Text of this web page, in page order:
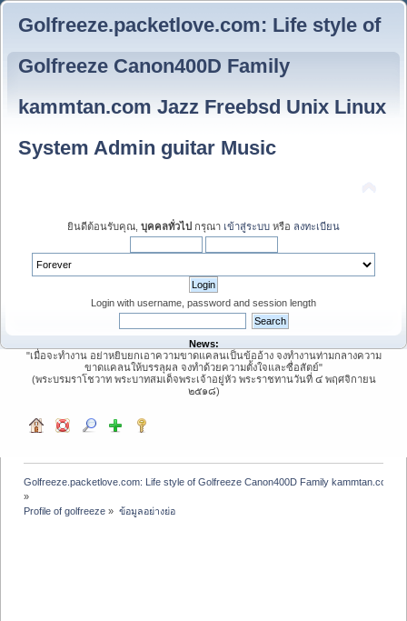
Golfreeze.packetlove.com: Life style of
Golfreeze Canon400D Family
kammtan.com Jazz Freebsd Unix Linux
System Admin guitar Music
ยินดีต้อนรับคุณ, บุคคลทั่วไป กรุณา เข้าสู่ระบบ หรือ ลงทะเบียน
Login with username, password and session length
News:
"เมื่อจะทำงาน อย่าหยิบยกเอาความขาดแคลนเป็นข้ออ้าง จงทำงานท่ามกลางความ
ขาดแคลนให้บรรลุผล จงทำด้วยความตั้งใจและซื่อสัตย์"
(พระบรมราโชวาท พระบาทสมเด็จพระเจ้าอยู่หัว พระราชทานวันที่ ๔ พฤศจิกายน
๒๕๑๘)
Golfreeze.packetlove.com: Life style of Golfreeze Canon400D Family kammtan.com
»
Profile of golfreeze » ข้อมูลอย่างย่อ